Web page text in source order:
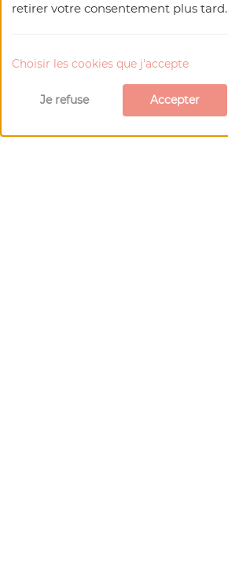
retirer votre consentement plus tard.
Choisir les cookies que j'accepte
Je refuse Accepter